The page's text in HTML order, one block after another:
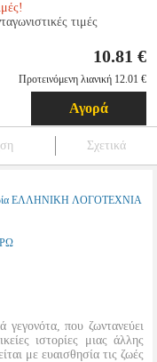
τιμές
10.81 €
Προτεινόμενη λιανική 12.01 €
Αγορά
Σχετικά
ΕΛΛΗΝΙΚΗ ΛΟΓΟΤΕΧΝΙΑ
που ζωντανεύει
ιστορίες μιας άλλης
με ευαισθησία τις ζωές